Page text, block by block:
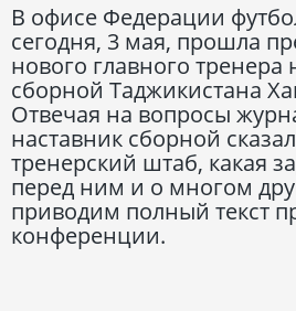
В офисе Федерации
сегодня, 3 мая, прошла
нового главного
сборной Таджикистана
Отвечая на вопросы
наставник сборной
тренерский штаб, какая
перед ним и о многом
приводим полный текст
конференции.